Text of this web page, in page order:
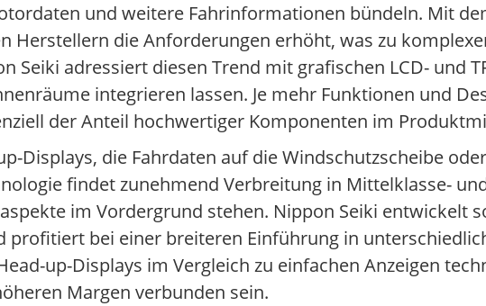
und weitere Fahrinformationen bündeln. Mit
Herstellern die Anforderungen erhöht, was zu
Seiki adressiert diesen Trend mit grafischen LCD- und
integrieren lassen. Je mehr Funktionen und
der Anteil hochwertiger Komponenten im
Displays, die Fahrdaten auf die Windschutzscheibe
findet zunehmend Verbreitung in Mittelklasse-
im Vordergrund stehen. Nippon Seiki entwickelt
profitiert bei einer breiteren Einführung in
up-Displays im Vergleich zu einfachen Anzeigen
Margen verbunden sein.